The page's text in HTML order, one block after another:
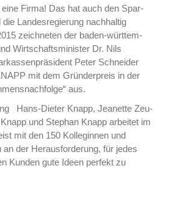
Firma! Das hat auch den Spar­
Lan­des­re­gie­rung nachhaltig
zeichneten der ba­den-würt­tem­
Wirt­schafts­mi­nis­ter Dr. Nils
Peter Schneider
mit dem Grün­der­preis in der
aus.
Hans-Dieter Knapp, Jeanette Zeu­
und Stephan Knapp arbeitet im
mit den 150 Kolleginnen und
an der Her­aus­for­de­rung, für jedes
Kunden gute Ideen perfekt zu